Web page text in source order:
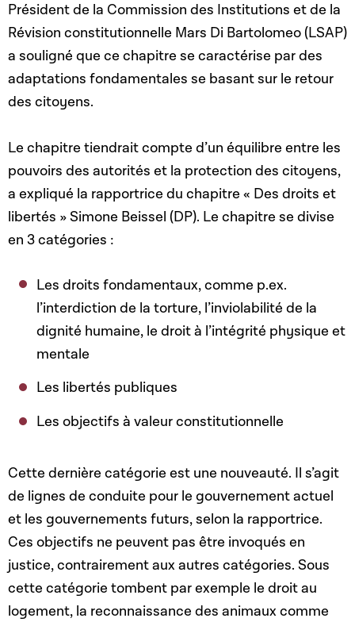
Président de la Commission des Institutions et de la
Révision constitutionnelle Mars Di Bartolomeo (LSAP)
a souligné que ce chapitre se caractérise par des
adaptations fondamentales se basant sur le retour
des citoyens.
Le chapitre tiendrait compte d’un équilibre entre les
pouvoirs des autorités et la protection des citoyens,
a expliqué la rapportrice du chapitre « Des droits et
libertés » Simone Beissel (DP). Le chapitre se divise
en 3 catégories :
Les droits fondamentaux, comme p.ex.
l’interdiction de la torture, l’inviolabilité de la
dignité humaine, le droit à l’intégrité physique et
mentale
Les libertés publiques
Les objectifs à valeur constitutionnelle
Cette dernière catégorie est une nouveauté. Il s’agit
de lignes de conduite pour le gouvernement actuel
et les gouvernements futurs, selon la rapportrice.
Ces objectifs ne peuvent pas être invoqués en
justice, contrairement aux autres catégories. Sous
cette catégorie tombent par exemple le droit au
logement, la reconnaissance des animaux comme